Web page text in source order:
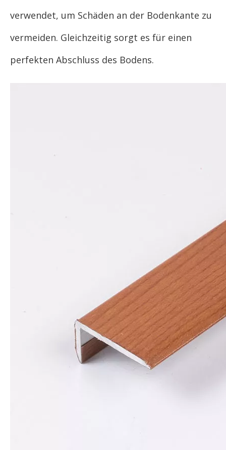
verwendet, um Schäden an der Bodenkante zu
vermeiden. Gleichzeitig sorgt es für einen
perfekten Abschluss des Bodens.